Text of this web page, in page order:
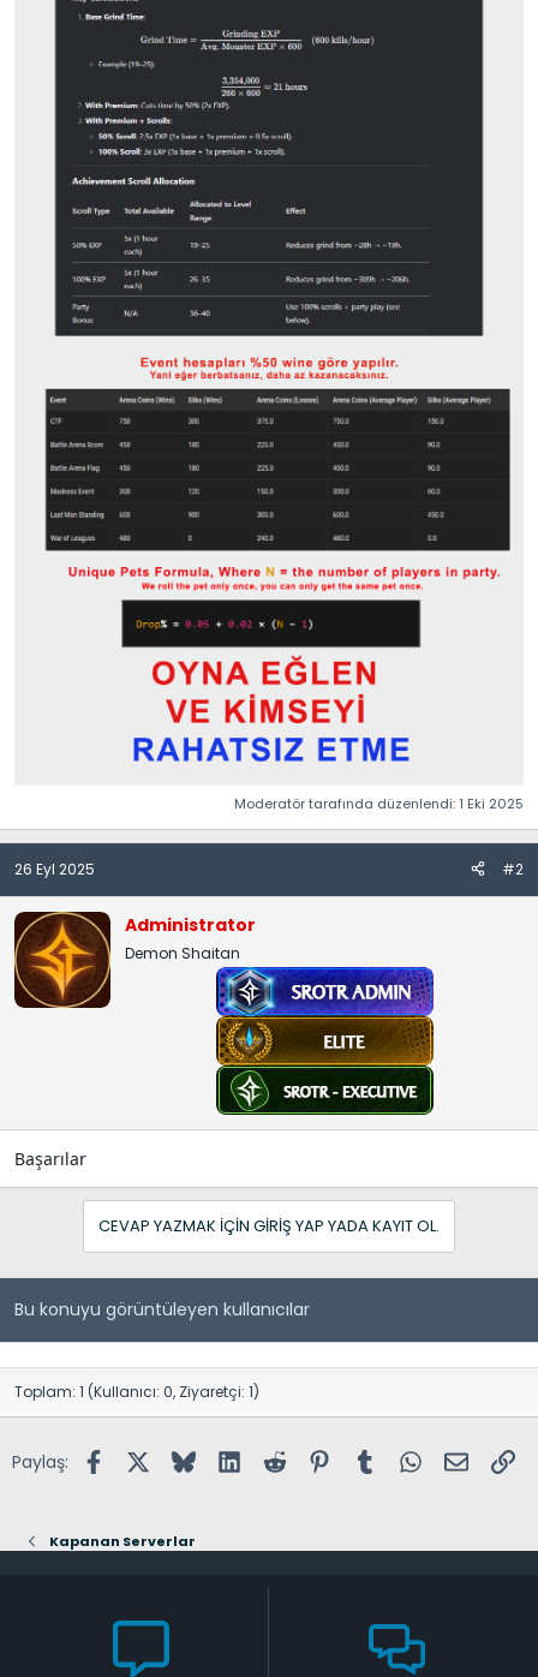
Moderatör tarafında düzenlendi: 1 Eki 2025
26 Eyl 2025 #2
Administrator
Demon Shaitan
Başarılar
CEVAP YAZMAK IÇIN GIRIŞ YAP YADA KAYIT OL.
Bu konuyu görüntüleyen kullanıcılar
Toplam: 1 (Kullanıcı: 0, Ziyaretçi: 1)
Paylaş: FacebookX (Twitter)
BlueskyLinkedInReddit PinterestTumblr WhatsApp
E-posta
Kapanan Serverlar